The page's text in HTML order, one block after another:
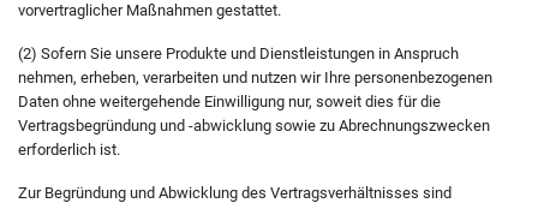
vorvertraglicher Maßnahmen gestattet.
(2) Sofern Sie unsere Produkte und Dienstleistungen in Anspruch
nehmen, erheben, verarbeiten und nutzen wir Ihre personenbezogenen
Daten ohne weitergehende Einwilligung nur, soweit dies für die
Vertragsbegründung und -abwicklung sowie zu Abrechnungszwecken
erforderlich ist.
Zur Begründung und Abwicklung des Vertragsverhältnisses sind